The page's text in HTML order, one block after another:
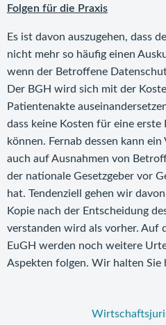
Folgen für die Praxis
Es ist davon auszugehen, dass
nicht mehr so häufig einen
wenn der Betroffene
Der BGH wird sich mit der
Patientenakte
dass keine Kosten für eine
können. Fernab dessen kann
auch auf Ausnahmen von
der nationale Gesetzgeber vor
hat. Tendenziell gehen wir
Kopie nach der Entscheidung
verstanden wird als vorher. Auf
EuGH werden noch weitere
Aspekten folgen. Wir halten Sie